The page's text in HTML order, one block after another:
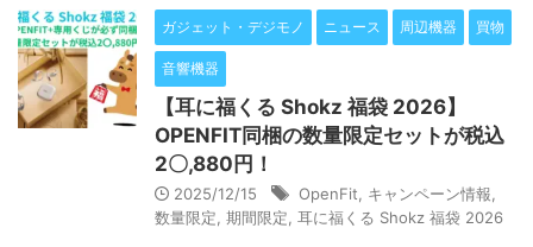
ガジェット・デジモノ ニュース 周辺機器 買物
音響機器
【耳に福くる Shokz 福袋 2026】
OPENFIT同梱の数量限定セットが税込
2〇,880円！
2025/12/15 OpenFit キャンペーン情報
数量限定 期間限定 耳に福くる Shokz 福袋 2026